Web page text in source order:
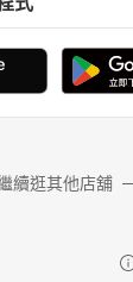
續逛其他店舖